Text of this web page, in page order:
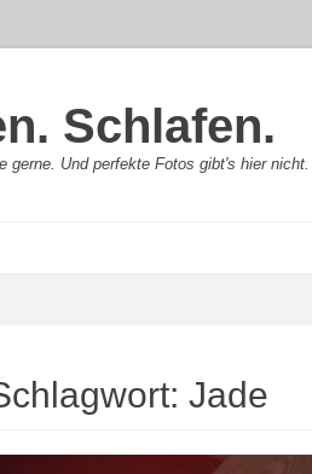
Schlafen.
Und perfekte Fotos gibt's hier nicht.
Jade